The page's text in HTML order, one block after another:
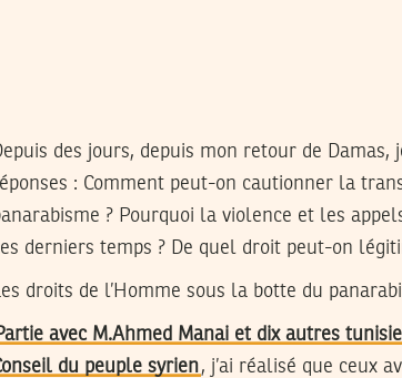
des jours, depuis mon retour de Damas,
: Comment peut-on cautionner la
? Pourquoi la violence et les
derniers temps ? De quel droit peut-on
droits de l’Homme sous la botte du
avec M.Ahmed Manai et dix autres
du peuple syrien, j’ai réalisé que ceux